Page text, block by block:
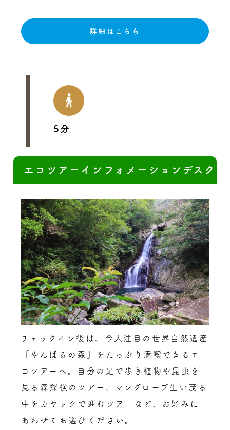
詳細はこちら
5分
エコツアーインフォメーションデスク
チェックイン後は、今大注目の世界自然遺産
「やんばるの森」をたっぷり満喫できるエ
コツアーへ。自分の足で歩き植物や昆虫を
見る森探検のツアー、マングローブ生い茂る
中をカヤックで進むツアーなど、お好みに
あわせてお選びください。